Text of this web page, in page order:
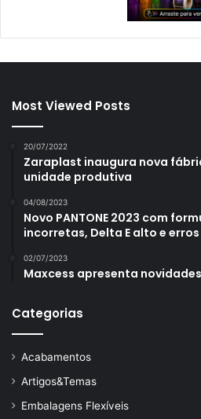
Most Viewed Posts
20/07/2022
Zaraplast inaugura nova
unidade produtiva
04/08/2023
Novo PANTONE 2023 com
incorretas, Delta E alto e
02/07/2023
Maxcess apresenta novidades
Categorias
Acabamentos
Artigos&Temas
Embalagens Flexíveis